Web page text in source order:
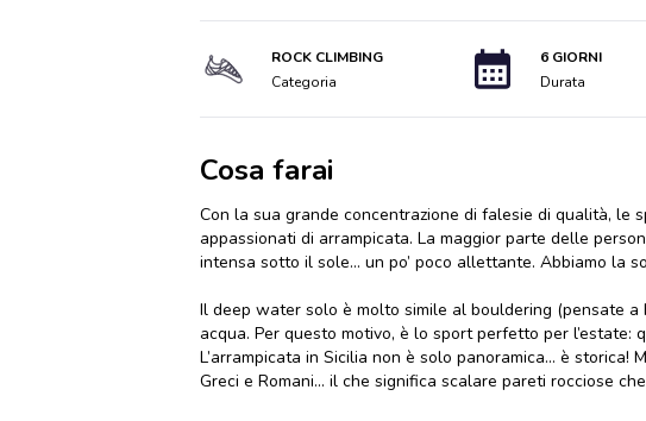
ROCK CLIMBING
Categoria
6 GIORNI
Durata
Cosa farai
Con la sua grande concentrazione di falesie di qualità, le
appassionati di arrampicata. La maggior parte delle
intensa sotto il sole… un po’ poco allettante. Abbiamo la
Il deep water solo è molto simile al bouldering (pensate
acqua. Per questo motivo, è lo sport perfetto per
L’arrampicata in Sicilia non è solo panoramica... è
Greci e Romani... il che significa scalare pareti rocciose